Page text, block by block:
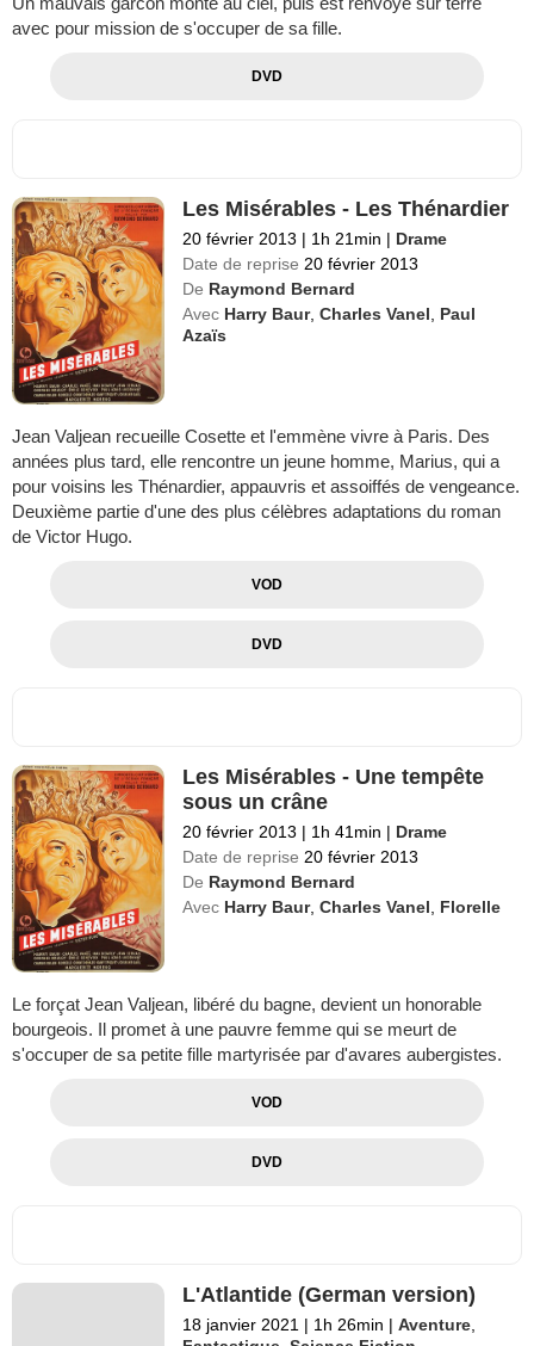
avec pour mission de s'occuper de sa fille.
DVD
Les Misérables - Les Thénardier
20 février 2013 | 1h 21min | Drame
Date de reprise 20 février 2013
De Raymond Bernard
Avec Harry Baur,Charles Vanel
Paul
Azaïs
Jean Valjean recueille Cosette et l'emmène vivre à Paris. Des
années plus tard, elle rencontre un jeune homme, Marius, qui a
pour voisins les Thénardier, appauvris et assoiffés de vengeance.
Deuxième partie d'une des plus célèbres adaptations du roman
de Victor Hugo.
VOD
DVD
Les Misérables - Une tempête
sous un crâne
20 février 2013 | 1h 41min | Drame
Date de reprise 20 février 2013
De Raymond Bernard
Avec Harry Baur,Charles Vanel Florelle
Le forçat Jean Valjean, libéré du bagne, devient un honorable
bourgeois. Il promet à une pauvre femme qui se meurt de
s'occuper de sa petite fille martyrisée par d'avares aubergistes.
VOD
DVD
L'Atlantide (German version)
18 janvier 2021 | 1h 26min | Aventure